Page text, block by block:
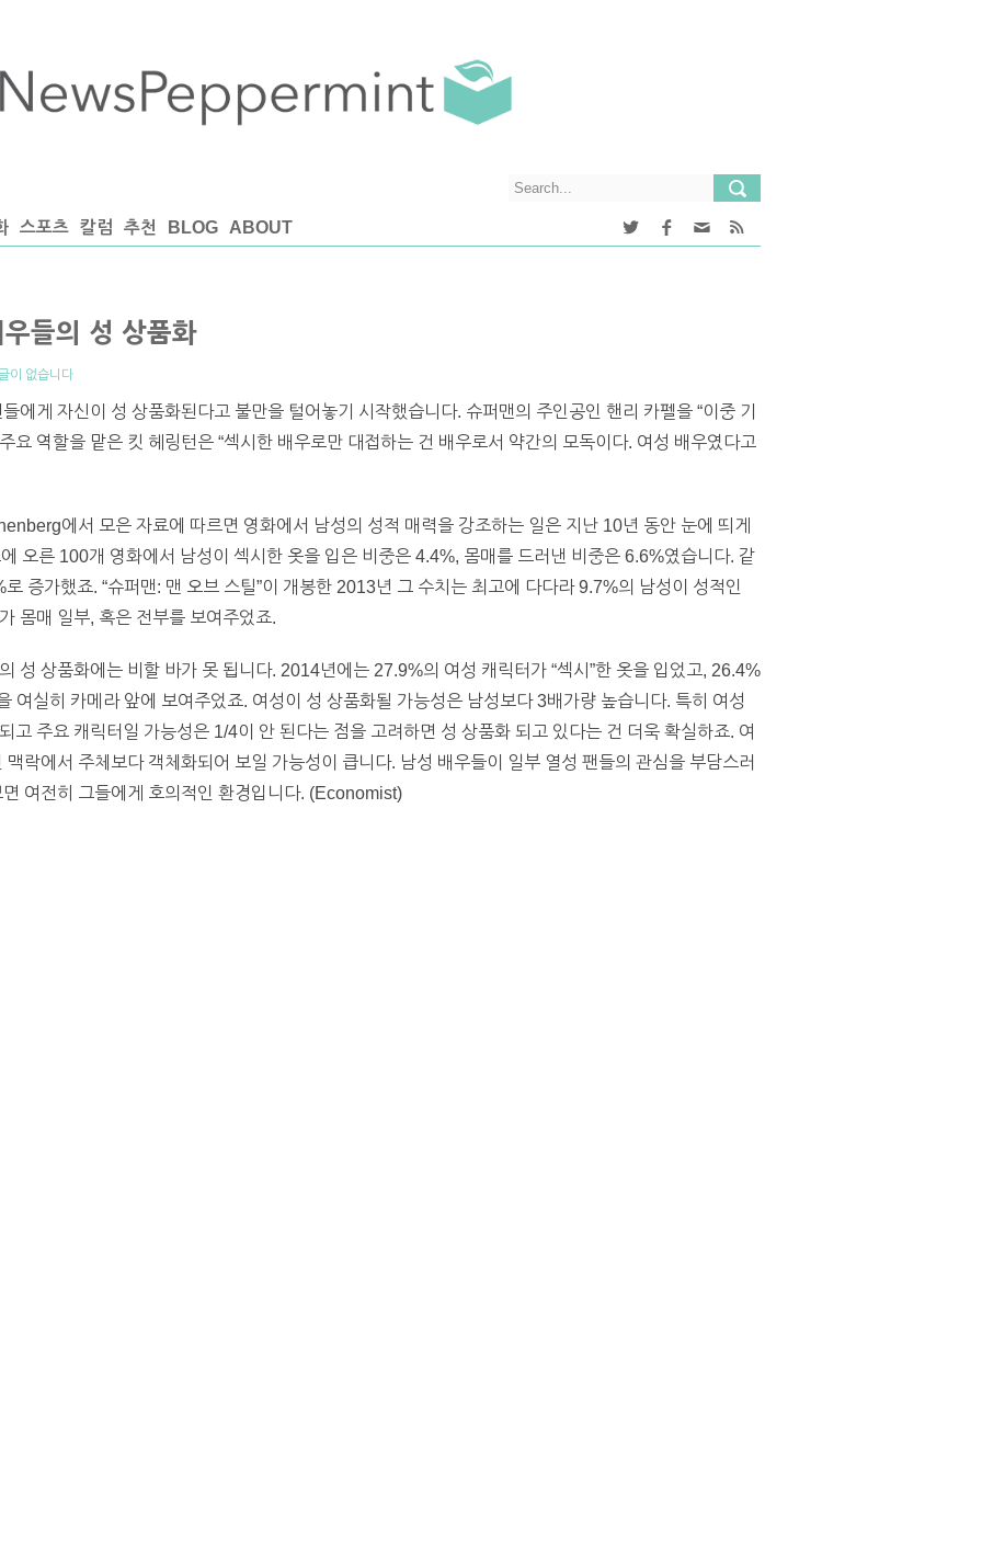
스포츠 칼럼 추천 BLOG ABOUT
들의 성 상품화
이 없습니다
에게 자신이 성 상품화된다고 불만을 털어놓기 시작했습니다. 슈퍼맨의 주인공인 핸리 카펠을 “이중 기
요 역할을 맡은 킷 헤링턴은 “섹시한 배우로만 대접하는 건 배우로서 약간의 모독이다. 여성 배우였다고
에서 모은 자료에 따르면 영화에서 남성의 성적 매력을 강조하는 일은 지난 10년 동안 눈에 띄게
오른 100개 영화에서 남성이 섹시한 옷을 입은 비중은 4.4%, 몸매를 드러낸 비중은 6.6%였습니다. 같
증가했죠. “슈퍼맨: 맨 오브 스틸”이 개봉한 2013년 그 수치는 최고에 다다라 9.7%의 남성이 성적인
몸매 일부, 혹은 전부를 보여주었죠.
성 상품화에는 비할 바가 못 됩니다. 2014년에는 27.9%의 여성 캐릭터가 “섹시”한 옷을 입었고, 26.4%
여실히 카메라 앞에 보여주었죠. 여성이 성 상품화될 가능성은 남성보다 3배가량 높습니다. 특히 여성
고 주요 캐릭터일 가능성은 1/4이 안 된다는 점을 고려하면 성 상품화 되고 있다는 건 더욱 확실하죠. 여
락에서 주체보다 객체화되어 보일 가능성이 큽니다. 남성 배우들이 일부 열성 팬들의 관심을 부담스러
여전히 그들에게 호의적인 환경입니다. (Economist)